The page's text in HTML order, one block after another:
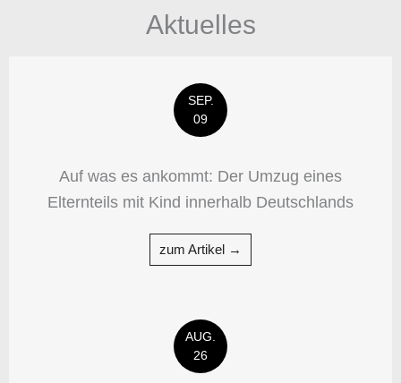
Aktuelles
SEP.
09
Auf was es ankommt: Der Umzug eines
Elternteils mit Kind innerhalb Deutschlands
zum Artikel →
AUG.
26